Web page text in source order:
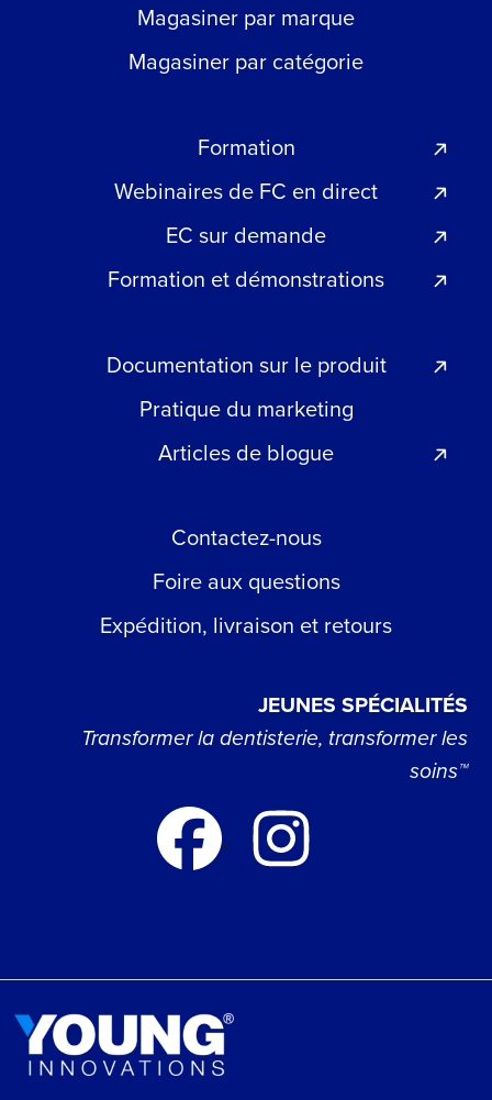
Magasiner par marque
Magasiner par catégorie
Formation
Webinaires de FC en direct
EC sur demande
Formation et démonstrations
Documentation sur le produit
Pratique du marketing
Articles de blogue
Contactez-nous
Foire aux questions
Expédition, livraison et retours
JEUNES SPÉCIALITÉS
Transformer la dentisterie, transformer les
soins™